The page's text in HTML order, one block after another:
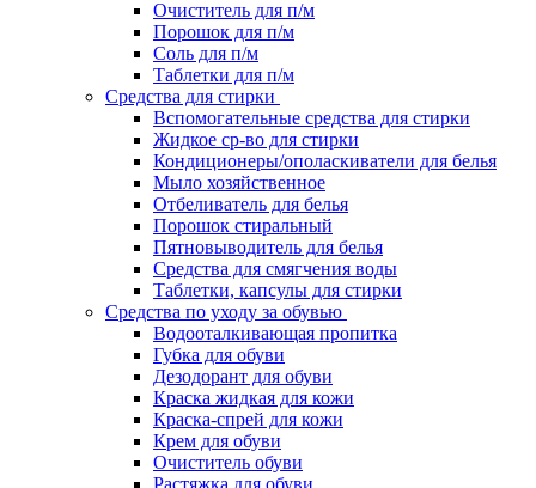
Очиститель для п/м
Порошок для п/м
Соль для п/м
Таблетки для п/м
Средства для стирки
Вспомогательные средства для стирки
Жидкое ср-во для стирки
Кондиционеры/ополаскиватели для белья
Мыло хозяйственное
Отбеливатель для белья
Порошок стиральный
Пятновыводитель для белья
Средства для смягчения воды
Таблетки, капсулы для стирки
Средства по уходу за обувью
Водооталкивающая пропитка
Губка для обуви
Дезодорант для обуви
Краска жидкая для кожи
Краска-спрей для кожи
Крем для обуви
Очиститель обуви
Растяжка для обуви